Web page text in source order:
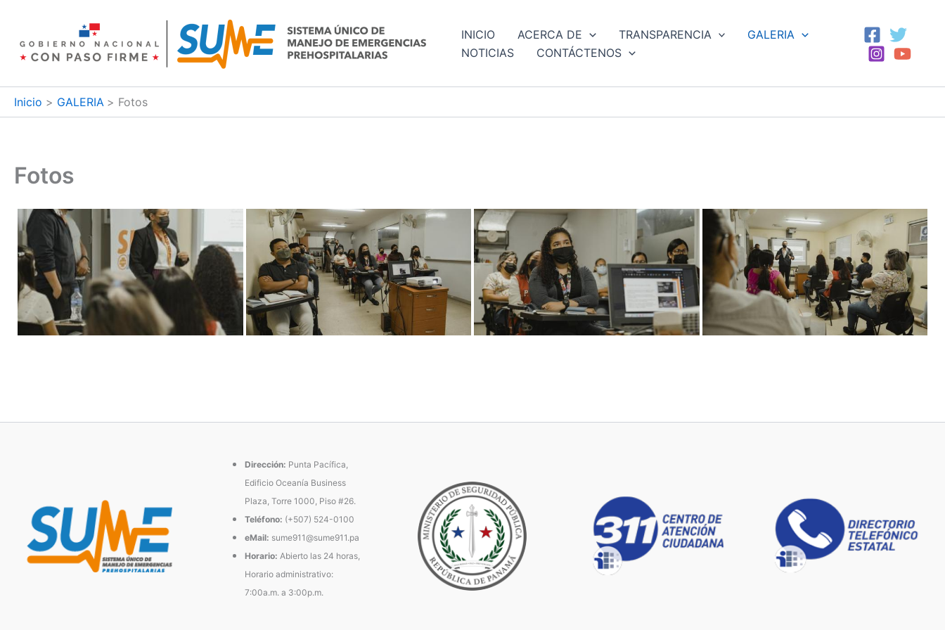
contenido
INICIO ACERCA DE TRANSPARENCIA
GALERIA
NOTICIAS
CONTÁCTENOS
Inicio GALERIA Fotos
Fotos
Dirección: Punta Pacífica,
Edificio Oceanía Business
Plaza, Torre 1000, Piso #26.
Teléfono: (+507) 524-0100
eMail: sume911@sume911.pa
Horario: Abierto las 24 horas,
Horario administrativo:
7:00a.m. a 3:00p.m.